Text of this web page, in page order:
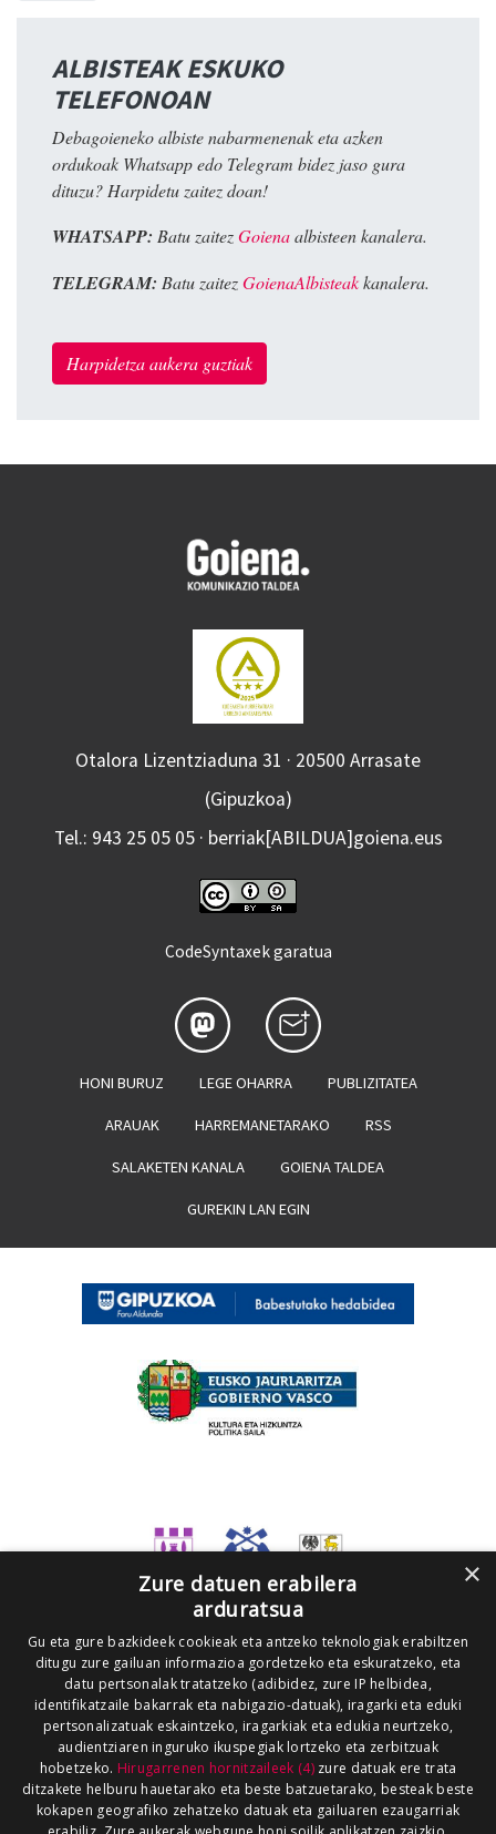
ALBISTEAK ESKUKO
TELEFONOAN
Debagoieneko albiste nabarmenenak eta azken
ordukoak Whatsapp edo Telegram bidez jaso gura
dituzu? Harpidetu zaitez doan!
WHATSAPP: Batu zaitezGoienaalbisteen kanalera.
TELEGRAM: Batu zaitezGoienaAlbisteakkanalera.
Harpidetza aukera guztiak
Otalora Lizentziaduna 31 · 20500 Arrasate
(Gipuzkoa)
Tel.: 943 25 05 05 · berriak[ABILDUA]goiena.eus
CodeSyntaxek garatua
HONI BURUZ LEGE OHARRA PUBLIZITATEA
ARAUAK HARREMANETARAKO RSS
SALAKETEN KANALA GOIENA TALDEA
GUREKIN LAN EGIN
×
Zure datuen erabilera
arduratsua
Gu eta gure bazkideek cookieak eta antzeko teknologiak erabiltzen
ditugu zure gailuan informazioa gordetzeko eta eskuratzeko, eta
datu pertsonalak tratatzeko (adibidez, zure IP helbidea,
identifikatzaile bakarrak eta nabigazio-datuak), iragarki eta eduki
pertsonalizatuak eskaintzeko, iragarkiak eta edukia neurtzeko,
audientziaren inguruko ikuspegiak lortzeko eta zerbitzuak
hobetzeko. Hirugarrenen hornitzaileek (4)zure datuak ere trata
ditzakete helburu hauetarako eta beste batzuetarako, besteak beste
kokapen geografiko zehatzeko datuak eta gailuaren ezaugarriak